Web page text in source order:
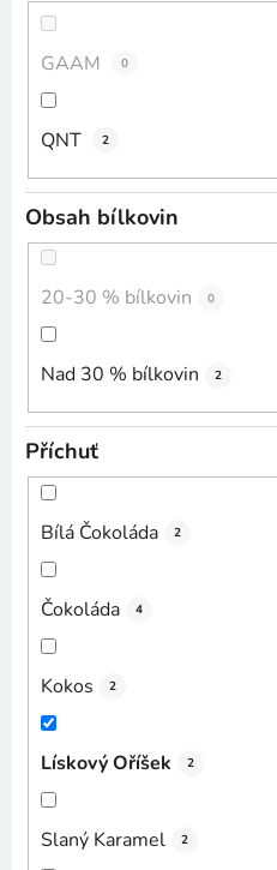
GAAM 0
QNT 2
Obsah bílkovin
20-30 % bílkovin 0
Nad 30 % bílkovin 2
Příchuť
Bílá Čokoláda 2
Čokoláda 4
Kokos 2
Lískový Oříšek 2
Slaný Karamel 2